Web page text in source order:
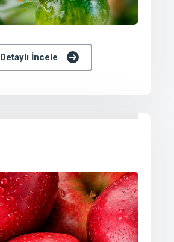
Detaylı İncele